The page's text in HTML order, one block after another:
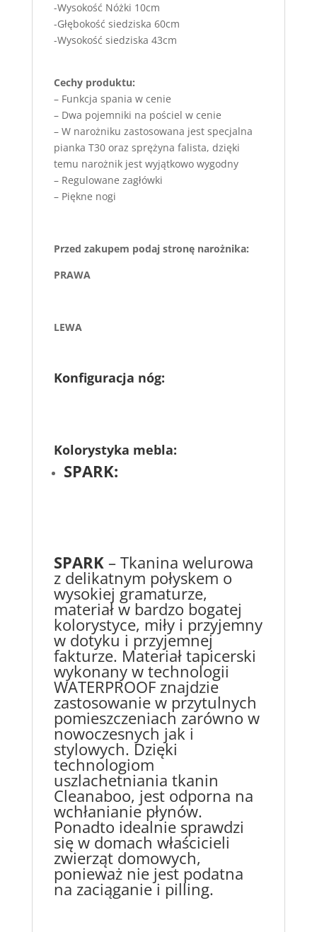
-Wysokość Nóżki 10cm
-Głębokość siedziska 60cm
-Wysokość siedziska 43cm
Cechy produktu:
– Funkcja spania w cenie
– Dwa pojemniki na pościel w cenie
– W narożniku zastosowana jest specjalna
pianka T30 oraz sprężyna falista, dzięki
temu narożnik jest wyjątkowo wygodny
– Regulowane zagłówki
– Piękne nogi
Przed zakupem podaj stronę narożnika:
PRAWA
LEWA
Konfiguracja nóg:
Kolorystyka mebla:
SPARK:
SPARK– Tkanina welurowa
z delikatnym połyskem o
wysokiej gramaturze,
materiał w bardzo bogatej
kolorystyce, miły i przyjemny
w dotyku i przyjemnej
fakturze. Materiał tapicerski
wykonany w technologii
WATERPROOF znajdzie
zastosowanie w przytulnych
pomieszczeniach zarówno w
nowoczesnych jak i
stylowych. Dzięki
technologiom
uszlachetniania tkanin
Cleanaboo, jest odporna na
wchłanianie płynów.
Ponadto idealnie sprawdzi
się w domach właścicieli
zwierząt domowych,
ponieważ nie jest podatna
na zaciąganie i pilling.